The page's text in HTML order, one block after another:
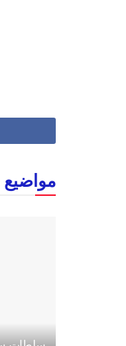
مواضيع